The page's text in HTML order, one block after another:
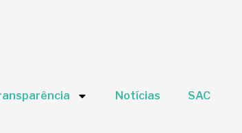
Notícias SAC